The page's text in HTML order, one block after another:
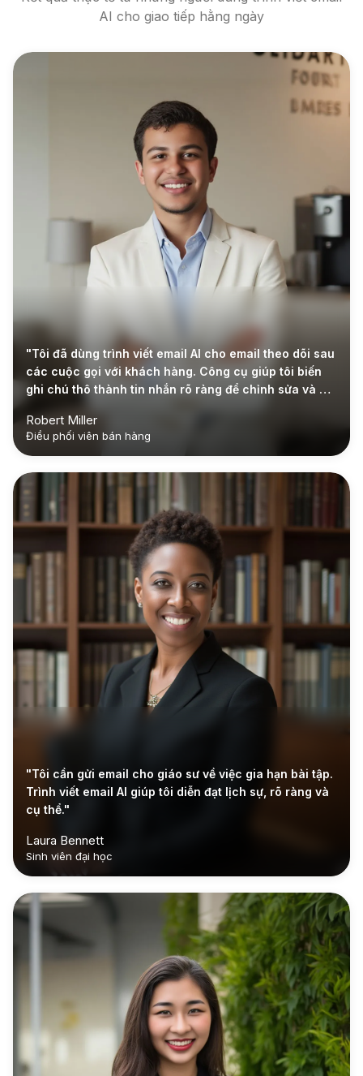
AI cho giao tiếp hằng ngày
"Tôi đã dùng trình viết email AI cho email theo dõi sau
các cuộc gọi với khách hàng. Công cụ giúp tôi biến
ghi chú thô thành tin nhắn rõ ràng để chỉnh sửa và gửi
Robert Miller
Điều phối viên bán hàng
"Tôi cần gửi email cho giáo sư về việc gia hạn bài tập.
Trình viết email AI giúp tôi diễn đạt lịch sự, rõ ràng và
cụ thể."
Laura Bennett
Sinh viên đại học